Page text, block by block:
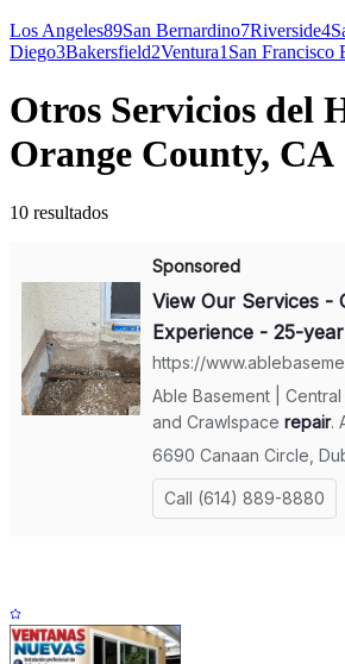
Los Angeles89San Bernardino7Riverside4
Diego3Bakersfield2Ventura1 San Francisco
Otros Servicios del
Orange County, CA
10 resultados